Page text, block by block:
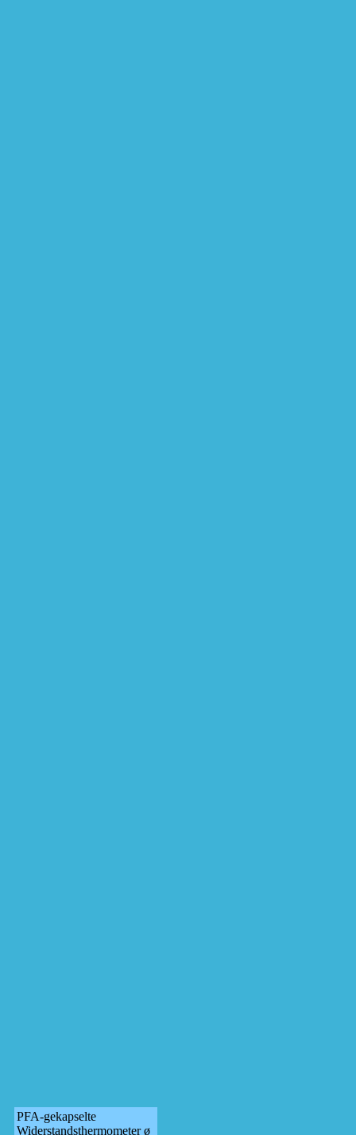
PFA-gekapselte
Widerstandsthermometer ø